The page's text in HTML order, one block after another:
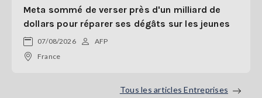
Meta sommé de verser près d'un milliard de
dollars pour réparer ses dégâts sur les jeunes
07/08/2026
AFP
France
Tous les articles Entreprises